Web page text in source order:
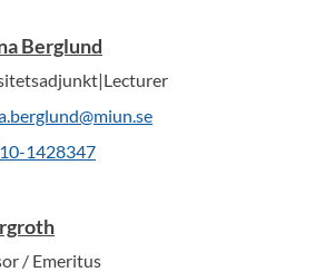
Berglund
1428347
/ Emeritus